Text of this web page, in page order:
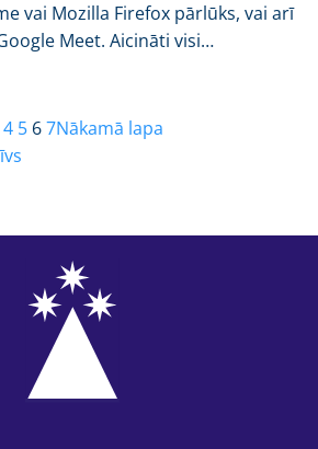
vai Mozilla Firefox pārlūks, vai arī
Meet. Aicināti visi…
4 5 67Nākamā lapa